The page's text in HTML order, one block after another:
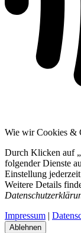
Wie wir Cookies &
Durch Klicken auf
folgender Dienste
Einstellung
Weitere Details
Impressum |
Ablehnen